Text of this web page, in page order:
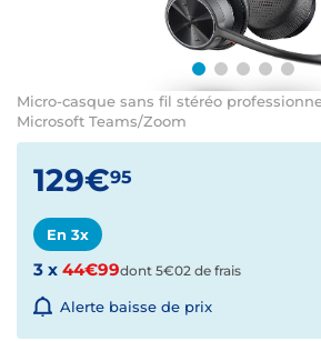
Micro-casque sans fil stéréo
Microsoft Teams/Zoom
129€95
En 3x
3 x 44€99dont 5€02 de frais
Alerte baisse de prix